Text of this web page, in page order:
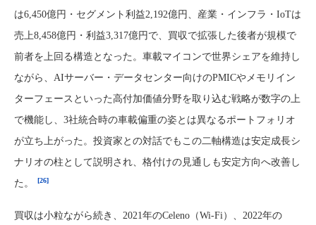
は6,450億円・セグメント利益2,192億円、産業・インフラ・IoTは
売上8,458億円・利益3,317億円で、買収で拡張した後者が規模で
前者を上回る構造となった。車載マイコンで世界シェアを維持し
ながら、AIサーバー・データセンター向けのPMICやメモリイン
ターフェースといった高付加価値分野を取り込む戦略が数字の上
で機能し、3社統合時の車載偏重の姿とは異なるポートフォリオ
が立ち上がった。投資家との対話でもこの二軸構造は安定成長シ
ナリオの柱として説明され、格付けの見通しも安定方向へ改善し
た。
[26]
買収は小粒ながら続き、2021年のCeleno（Wi-Fi）、2022年の